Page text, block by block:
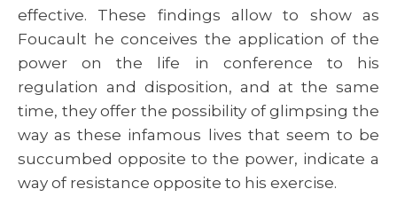
effective. These findings allow to show as
Foucault he conceives the application of the
power on the life in conference to his
regulation and disposition, and at the same
time, they offer the possibility of glimpsing the
way as these infamous lives that seem to be
succumbed opposite to the power, indicate a
way of resistance opposite to his exercise.